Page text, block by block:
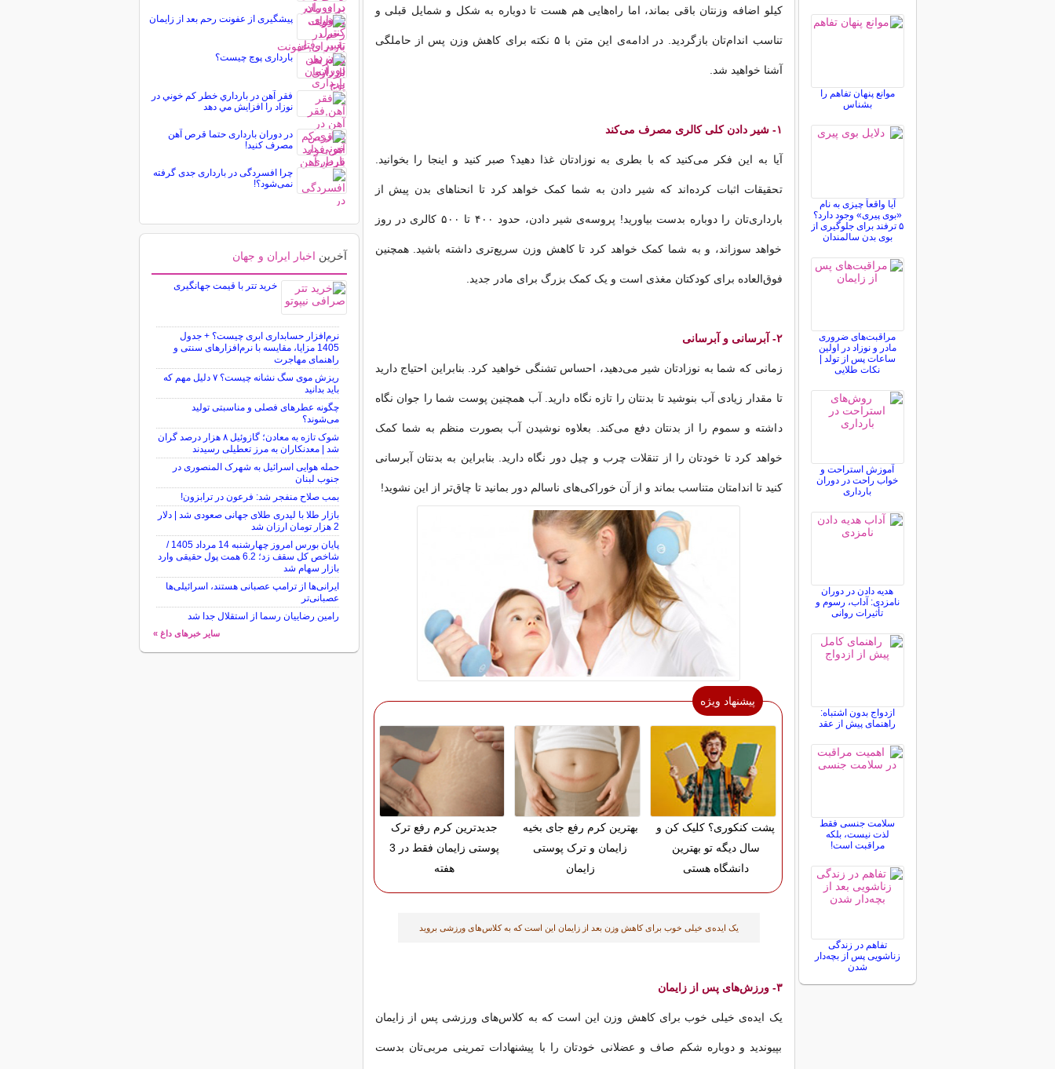
کیلو اضافه وزنتان باقی بماند، اما راه‌هایی هم هست تا دوباره به شکل و شمایل قبلی و
تناسب اندام‌تان بازگردید. در ادامه‌ی این متن با ۵ نکته برای کاهش وزن پس از حاملگی
آشنا خواهید شد.
۱- شیر دادن کلی کالری مصرف می‌کند
آیا به این فکر می‌کنید که با بطری به نوزادتان غذا دهید؟ صبر کنید و اینجا را بخوانید.
تحقیقات اثبات کرده‌اند که شیر دادن به شما کمک خواهد کرد تا انحناهای بدن پیش از
بارداری‌تان را دوباره بدست بیاورید! پروسه‌ی شیر دادن، حدود ۴۰۰ تا ۵۰۰ کالری در روز
خواهد سوزاند، و به شما کمک خواهد کرد تا کاهش وزن سریع‌تری داشته باشید. همچنین
فوق‌العاده برای کودکتان مغذی است و یک کمک بزرگ برای مادر جدید.
۲- آبرسانی و آبرسانی
زمانی که شما به نوزادتان شیر می‌دهید، احساس تشنگی خواهید کرد. بنابراین احتیاج دارید
تا مقدار زیادی آب بنوشید تا بدنتان را تازه نگاه دارید. آب همچنین پوست شما را جوان نگاه
داشته و سموم را از بدنتان دفع می‌کند. بعلاوه نوشیدن آب بصورت منظم به شما کمک
خواهد کرد تا خودتان را از تنقلات چرب و چیل دور نگاه دارید. بنابراین به بدنتان آبرسانی
کنید تا اندامتان متناسب بماند و از آن خوراکی‌های ناسالم دور بمانید تا چاق‌تر از این نشوید!
پیشنهاد ویژه
پشت کنکوری؟ کلیک کن و
سال دیگه تو بهترین
دانشگاه هستی
بهترین کرم رفع جای بخیه
زایمان و ترک پوستی
زایمان
جدیدترین کرم رفع ترک
پوستی زایمان فقط در 3
هفته
یک ایده‌ی خیلی خوب برای کاهش وزن بعد از زایمان این است که به کلاس‌های ورزشی بروید
۳- ورزش‌های پس از زایمان
یک ایده‌ی خیلی خوب برای کاهش وزن این است که به کلاس‌های ورزشی پس از زایمان
بپیوندید و دوباره شکم صاف و عضلانی خودتان را با پیشنهادات تمرینی مربی‌تان بدست
موانع پنهان تفاهم را
بشناس
آیا واقعاً چیزی به نام
«بوی پیری» وجود دارد؟
۵ ترفند برای جلوگیری از
بوی بدن سالمندان
مراقبت‌های ضروری
مادر و نوزاد در اولین
ساعات پس از تولد |
نکات طلایی
آموزش استراحت و
خواب راحت در دوران
بارداری
هدیه دادن در دوران
نامزدی: آداب، رسوم و
تأثیرات روانی
ازدواج بدون اشتباه:
راهنمای پیش از عقد
سلامت جنسی فقط
لذت نیست، بلکه
مراقبت است!
تفاهم در زندگی
زناشویی پس از بچه‌دار
شدن
پیشگیری از عفونت رحم بعد از زایمان
بارداری پوچ چیست؟
فقر آهن در بارداري خطر کم خوني در
نوزاد را افزايش مي دهد
در دوران بارداری حتما قرص آهن
مصرف کنید!
چرا افسردگی در بارداری جدی گرفته
نمی‌شود؟!
آخرین اخبار ایران و جهان
خرید تتر با قیمت جهانگیری
نرم‌افزار حسابداری ابری چیست؟ + جدول
1405 مزایا، مقایسه با نرم‌افزارهای سنتی و
راهنمای مهاجرت
ریزش موی سگ نشانه چیست؟ ۷ دلیل مهم که
باید بدانید
چگونه عطرهای فصلی و مناسبتی تولید
می‌شوند؟
شوک تازه به معادن؛ گازوئیل ۸ هزار درصد گران
شد | معدنکاران به مرز تعطیلی رسیدند
حمله هوایی اسرائیل به شهرک المنصوری در
جنوب لبنان
بمب صلاح منفجر شد: فرعون در ترابزون!
بازار طلا با لیدری طلای جهانی صعودی شد | دلار
2 هزار تومان ارزان شد
پایان بورس امروز چهارشنبه 14 مرداد 1405 /
شاخص کل سقف زد؛ 6.2 همت پول حقیقی وارد
بازار سهام شد
ایرانی‌ها از ترامپ عصبانی هستند، اسرائیلی‌ها
عصبانی‌تر
رامین رضاییان رسما از استقلال جدا شد
سایر خبرهای داغ »